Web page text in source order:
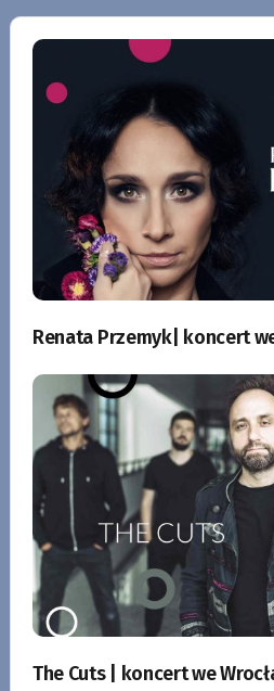
Renata Przemyk| koncert
The Cuts | koncert we